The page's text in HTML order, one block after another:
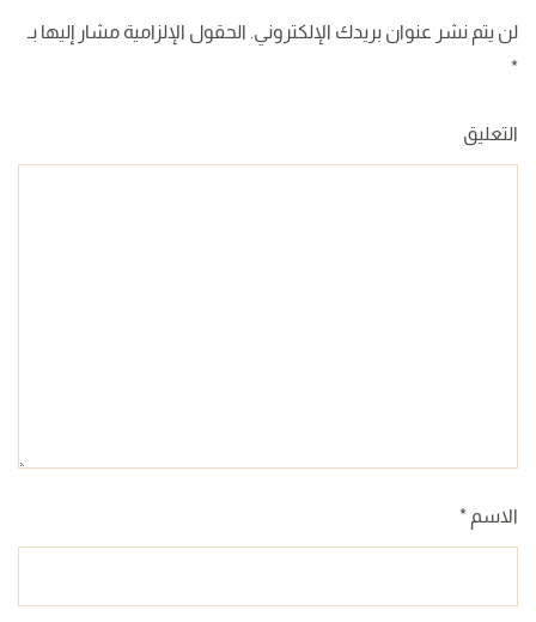
لن يتم نشر عنوان بريدك الإلكتروني. الحقول الإلزامية مشار إليها بـ
*
التعليق
الاسم *